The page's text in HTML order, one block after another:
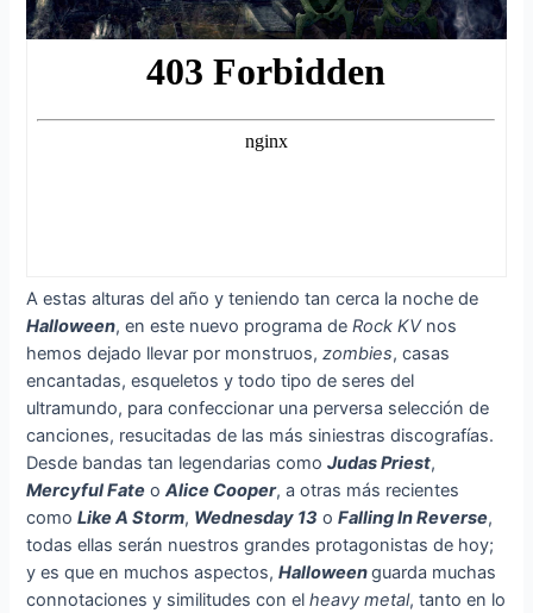
A estas alturas del año y teniendo tan cerca la noche de
Halloween, en este nuevo programa deRock KVnos
hemos dejado llevar por monstruos,zombies, casas
encantadas, esqueletos y todo tipo de seres del
ultramundo, para confeccionar una perversa selección de
canciones, resucitadas de las más siniestras discografías.
Desde bandas tan legendarias comoJudas Priest,
Mercyful Fate oAlice Cooper, a otras más recientes
comoLike A Storm, Wednesday 13 oFalling In Reverse,
todas ellas serán nuestros grandes protagonistas de hoy;
y es que en muchos aspectos,Halloweenguarda muchas
connotaciones y similitudes con elheavy metal, tanto en lo